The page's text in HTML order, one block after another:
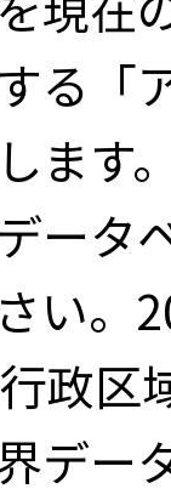
る「
ます
ータ
い。
政区
デー